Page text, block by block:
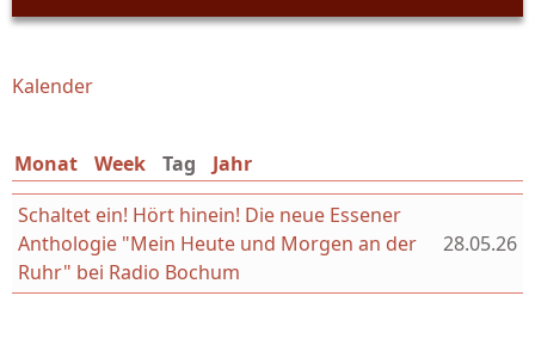
Sie sind hier
Kalender
Monat Week Tag (aktiver Reiter)
Jahr
Schaltet ein! Hört hinein! Die neue Essener
Anthologie "Mein Heute und Morgen an der
Ruhr" bei Radio Bochum
28.05.26